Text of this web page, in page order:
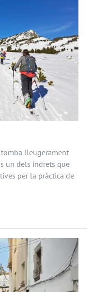
lleugerament
un dels indrets que
per la pràctica de